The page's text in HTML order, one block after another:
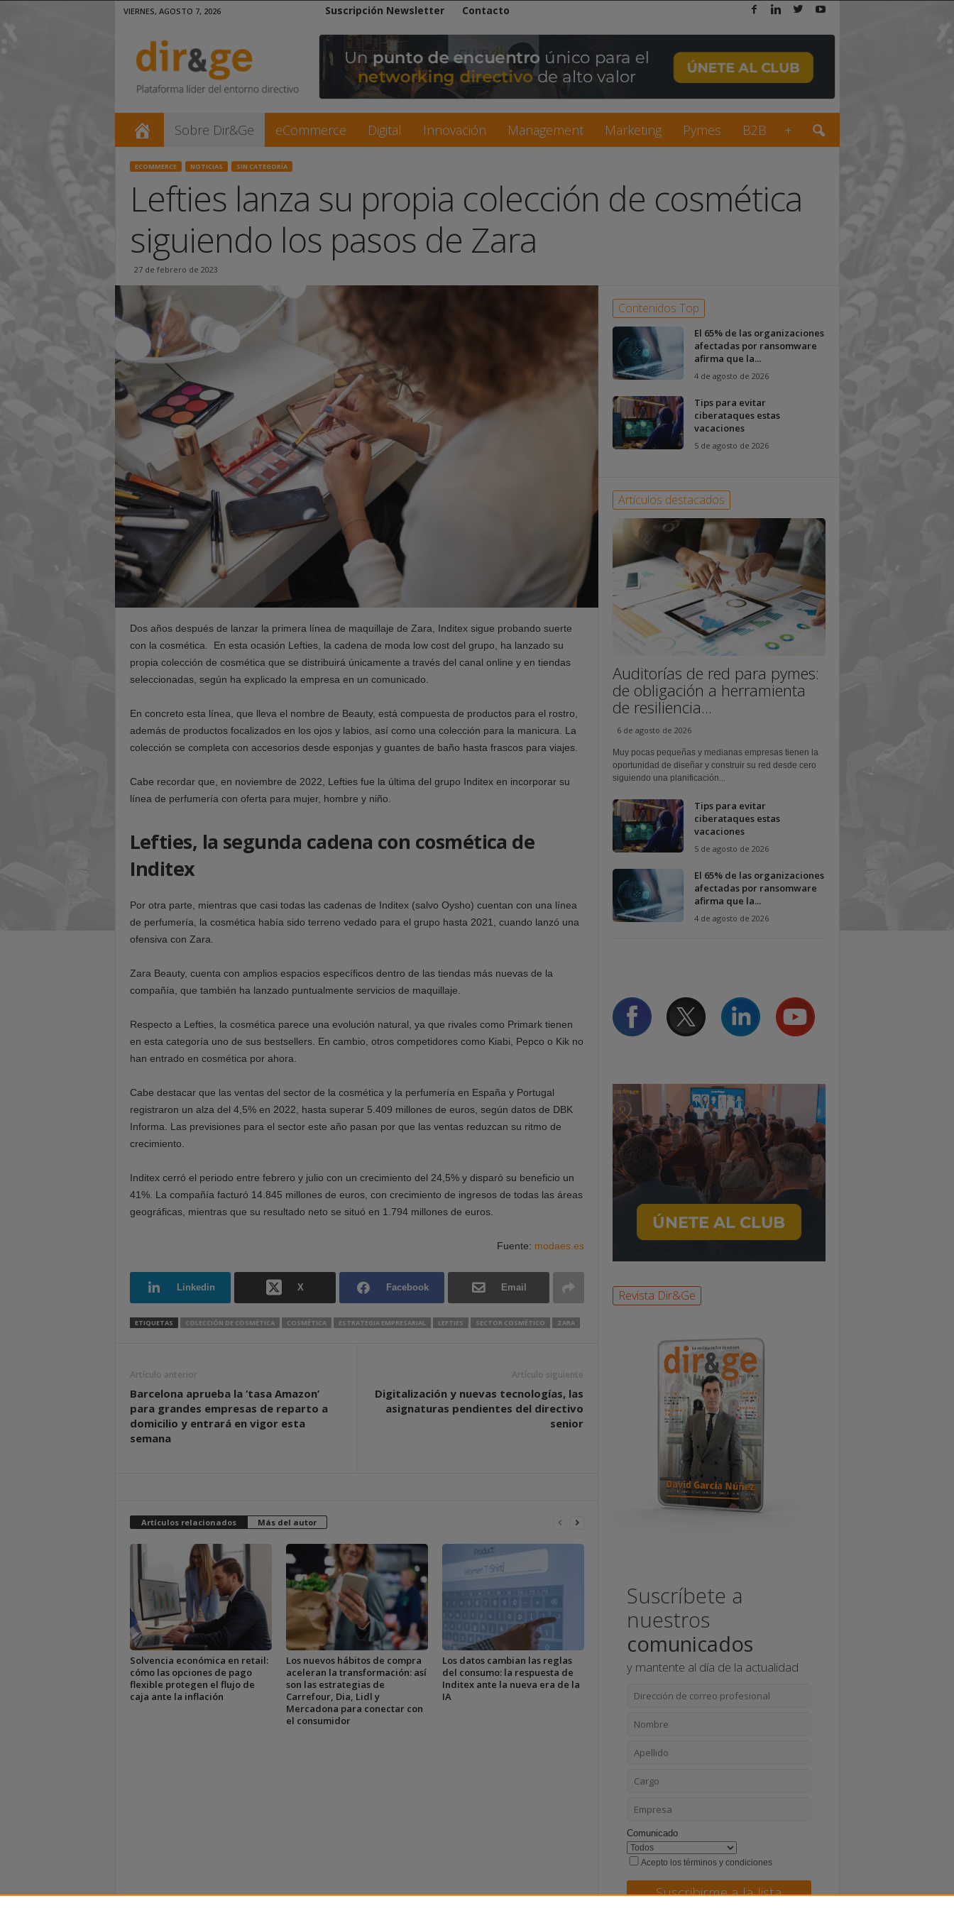
VIERNES, AGOSTO 7, 2026 Suscripción Newsletter Contacto
s
y
G
e
n
t
e
Sobre Dir&Ge eCommerce Digital Innovación Management Marketing Pymes B2B +
ECOMMERCE NOTICIAS SIN CATEGORÍA
Lefties lanza su propia colección de cosmética
siguiendo los pasos de Zara
27 de febrero de 2023
Dos años después de lanzar la primera línea de maquillaje de Zara, Inditex sigue probando suerte
con la cosmética. En esta ocasión Lefties, la cadena de moda low cost del grupo, ha lanzado su
propia colección de cosmética que se distribuirá únicamente a través del canal online y en tiendas
seleccionadas, según ha explicado la empresa en un comunicado.
En concreto esta línea, que lleva el nombre de Beauty, está compuesta de productos para el rostro,
además de productos focalizados en los ojos y labios, así como una colección para la manicura. La
colección se completa con accesorios desde esponjas y guantes de baño hasta frascos para viajes.
Cabe recordar que, en noviembre de 2022, Lefties fue la última del grupo Inditex en incorporar su
línea de perfumería con oferta para mujer, hombre y niño.
Lefties, la segunda cadena con cosmética de
Inditex
Por otra parte, mientras que casi todas las cadenas de Inditex (salvo Oysho) cuentan con una línea
de perfumería, la cosmética había sido terreno vedado para el grupo hasta 2021, cuando lanzó una
ofensiva con Zara.
Zara Beauty, cuenta con amplios espacios específicos dentro de las tiendas más nuevas de la
compañía, que también ha lanzado puntualmente servicios de maquillaje.
Respecto a Lefties, la cosmética parece una evolución natural, ya que rivales como Primark tienen
en esta categoría uno de sus bestsellers. En cambio, otros competidores como Kiabi, Pepco o Kik no
han entrado en cosmética por ahora.
Cabe destacar que las ventas del sector de la cosmética y la perfumería en España y Portugal
registraron un alza del 4,5% en 2022, hasta superar 5.409 millones de euros, según datos de DBK
Informa. Las previsiones para el sector este año pasan por que las ventas reduzcan su ritmo de
crecimiento.
Inditex cerró el periodo entre febrero y julio con un crecimiento del 24,5% y disparó su beneficio un
41%. La compañía facturó 14.845 millones de euros, con crecimiento de ingresos de todas las áreas
geográficas, mientras que su resultado neto se situó en 1.794 millones de euros.
Fuente: modaes.es
Linkedin X Facebook Email
ETIQUETAS COLECCIÓN DE COSMÉTICA COSMÉTICA ESTRATEGIA EMPRESARIAL LEFTIES SECTOR COSMÉTICO ZARA
Artículo anterior
Barcelona aprueba la ‘tasa Amazon’
para grandes empresas de reparto a
domicilio y entrará en vigor esta
semana
Artículo siguiente
Digitalización y nuevas tecnologías, las
asignaturas pendientes del directivo
senior
Artículos relacionados Más del autor
Solvencia económica en retail:
cómo las opciones de pago
flexible protegen el flujo de
caja ante la inflación
Los nuevos hábitos de compra
aceleran la transformación: así
son las estrategias de
Carrefour, Dia, Lidl y
Mercadona para conectar con
el consumidor
Los datos cambian las reglas
del consumo: la respuesta de
Inditex ante la nueva era de la
IA
Contenidos Top
El 65% de las organizaciones
afectadas por ransomware
afirma que la...
4 de agosto de 2026
Tips para evitar
ciberataques estas
vacaciones
5 de agosto de 2026
Artículos destacados
Auditorías de red para pymes:
de obligación a herramienta
de resiliencia...
6 de agosto de 2026
Muy pocas pequeñas y medianas empresas tienen la
oportunidad de diseñar y construir su red desde cero
siguiendo una planificación...
Tips para evitar
ciberataques estas
vacaciones
5 de agosto de 2026
El 65% de las organizaciones
afectadas por ransomware
afirma que la...
4 de agosto de 2026
Revista Dir&Ge
Suscríbete a
nuestros
comunicados
y mantente al día de la actualidad
Comunicado
Acepto los términos y condiciones